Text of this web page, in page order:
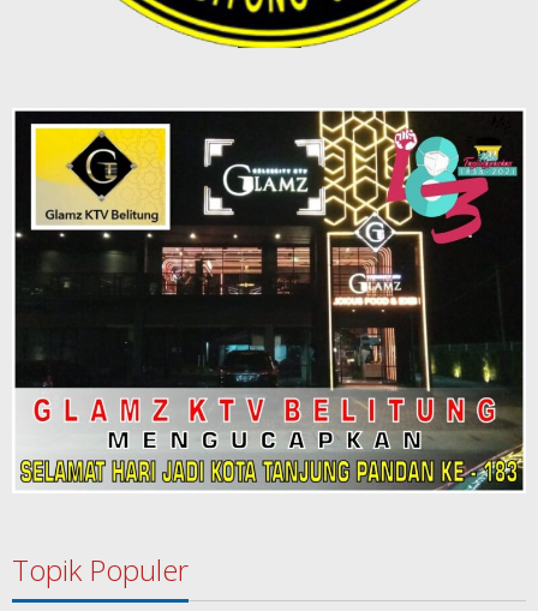
Topik Populer